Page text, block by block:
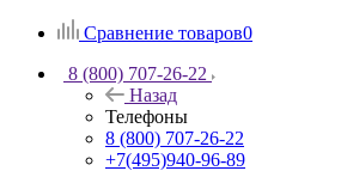
Сравнение товаров0
8 (800) 707-26-22
Назад
Телефоны
8 (800) 707-26-22
+7(495)940-96-89